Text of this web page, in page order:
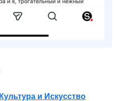
Культура и Искусство